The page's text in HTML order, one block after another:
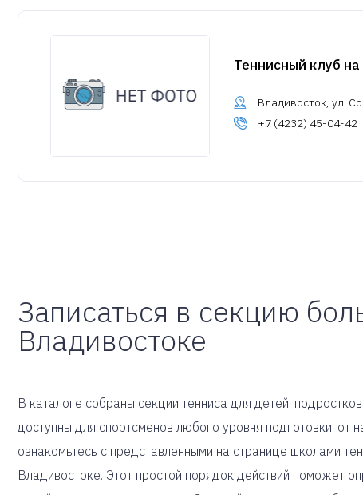
Теннисный клуб
Владивосток, ул.
+7 (4232) 45-04-42
Записаться в секцию
Владивостоке
В каталоге собраны секции тенниса для детей,
доступны для спортсменов любого уровня подготовки,
ознакомьтесь с представленными на странице школами
Владивостоке. Этот простой порядок действий поможет